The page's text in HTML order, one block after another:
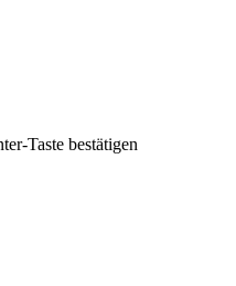
Taste bestätigen